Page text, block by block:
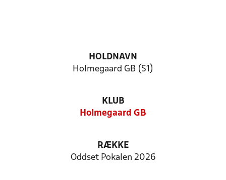
HOLDNAVN
Holmegaard GB (S1)
KLUB
Holmegaard GB
RÆKKE
Oddset Pokalen 2026